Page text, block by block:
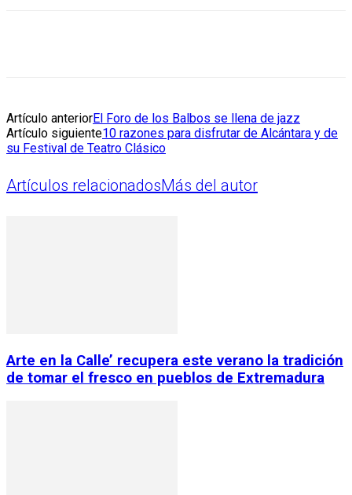
Artículo anteriorEl Foro de los Balbos se llena de jazz
Artículo siguiente10 razones para disfrutar de Alcántara y de
su Festival de Teatro Clásico
Artículos relacionadosMás del autor
Arte en la Calle’ recupera este verano la tradición
de tomar el fresco en pueblos de Extremadura